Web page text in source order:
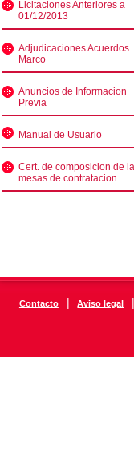
Licitaciones Anteriores a
01/12/2013
Adjudicaciones Acuerdos
Marco
Anuncios de Informacion
Previa
Manual de Usuario
Cert. de composicion de
mesas de contratacion
Contacto | Aviso legal |